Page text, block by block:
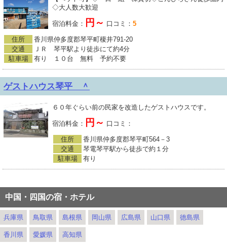
◇大人数大歓迎
宿泊料金： 円～ 口コミ： 5
住所
香川県仲多度郡琴平町榎井791-20
交通
ＪＲ 琴平駅より徒歩にて約4分
駐車場
有り １０台 無料 予約不要
ゲストハウス琴平 ＾
６０年ぐらい前の民家を改造したゲストハウスです。
宿泊料金： 円～ 口コミ：
住所
香川県仲多度郡琴平町564－3
交通
琴電琴平駅から徒歩で約１分
駐車場
有り
中国・四国の宿・ホテル
兵庫県 鳥取県 島根県 岡山県 広島県 山口県 徳島県
香川県 愛媛県 高知県